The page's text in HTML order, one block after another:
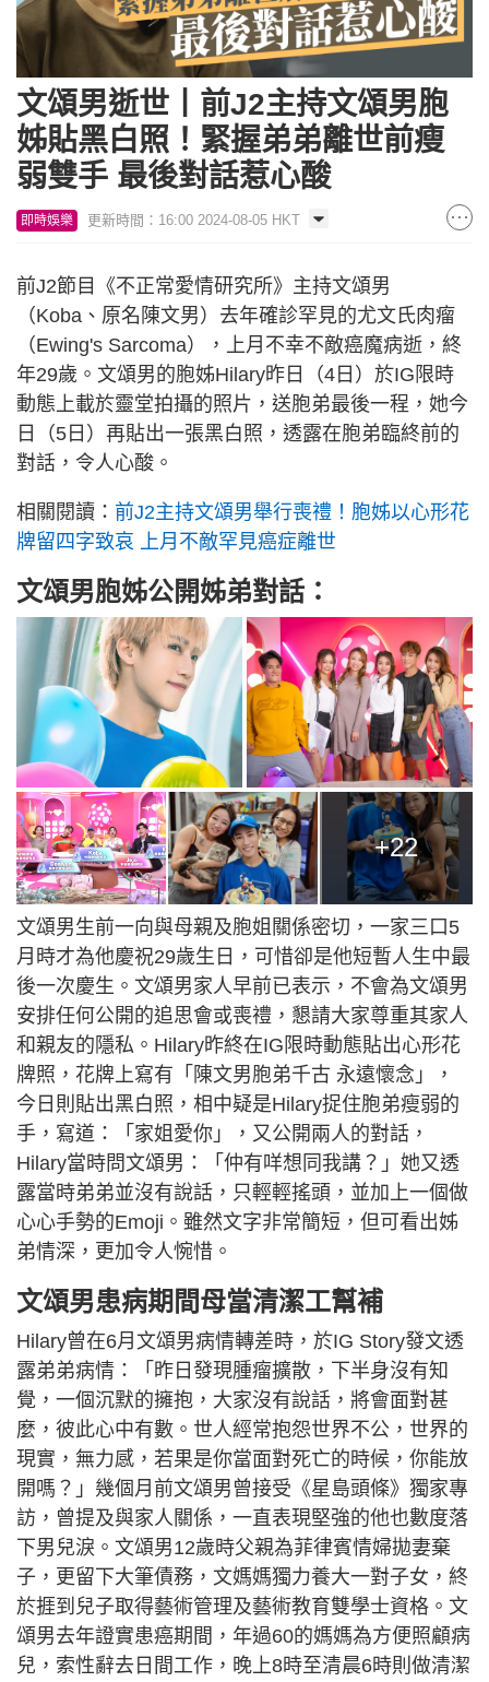
文頌男逝世丨前J2主持文頌男胞
姊貼黑白照！緊握弟弟離世前瘦
弱雙手 最後對話惹心酸
即時娛樂 更新時間：16:00 2024-08-05 HKT
前J2節目《不正常愛情研究所》主持文頌男
（Koba、原名陳文男）去年確診罕見的尤文氏肉瘤
（Ewing's Sarcoma），上月不幸不敵癌魔病逝，終
年29歲。文頌男的胞姊Hilary昨日（4日）於IG限時
動態上載於靈堂拍攝的照片，送胞弟最後一程，她今
日（5日）再貼出一張黑白照，透露在胞弟臨終前的
對話，令人心酸。
相關閱讀： 前J2主持文頌男舉行喪禮！胞姊以心形花
牌留四字致哀 上月不敵罕見癌症離世
文頌男胞姊公開姊弟對話：
+22
文頌男生前一向與母親及胞姐關係密切，一家三口5
月時才為他慶祝29歲生日，可惜卻是他短暫人生中最
後一次慶生。文頌男家人早前已表示，不會為文頌男
安排任何公開的追思會或喪禮，懇請大家尊重其家人
和親友的隱私。Hilary昨終在IG限時動態貼出心形花
牌照，花牌上寫有「陳文男胞弟千古 永遠懷念」，
今日則貼出黑白照，相中疑是Hilary捉住胞弟瘦弱的
手，寫道：「家姐愛你」，又公開兩人的對話，
Hilary當時問文頌男：「仲有咩想同我講？」她又透
露當時弟弟並沒有說話，只輕輕搖頭，並加上一個做
心心手勢的Emoji。雖然文字非常簡短，但可看出姊
弟情深，更加令人惋惜。
文頌男患病期間母當清潔工幫補
Hilary曾在6月文頌男病情轉差時，於IG Story發文透
露弟弟病情：「昨日發現腫瘤擴散，下半身沒有知
覺，一個沉默的擁抱，大家沒有說話，將會面對甚
麼，彼此心中有數。世人經常抱怨世界不公，世界的
現實，無力感，若果是你當面對死亡的時候，你能放
開嗎？」幾個月前文頌男曾接受《星島頭條》獨家專
訪，曾提及與家人關係，一直表現堅強的他也數度落
下男兒淚。文頌男12歲時父親為菲律賓情婦拋妻棄
子，更留下大筆債務，文媽媽獨力養大一對子女，終
於捱到兒子取得藝術管理及藝術教育雙學士資格。文
頌男去年證實患癌期間，年過60的媽媽為方便照顧病
兒，索性辭去日間工作，晚上8時至清晨6時則做清潔